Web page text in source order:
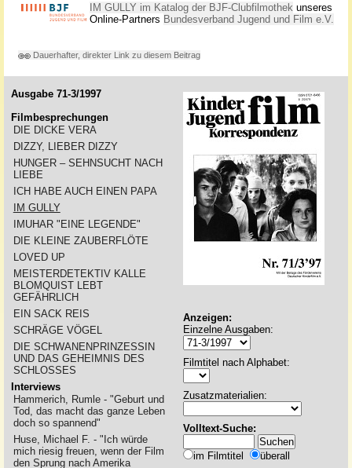
IM GULLY im Katalog der BJF-Clubfilmothek unseres
Online-Partners Bundesverband Jugend und Film e.V.
Dauerhafter, direkter Link zu diesem Beitrag
Ausgabe 71-3/1997
Filmbesprechungen
DIE DICKE VERA
DIZZY, LIEBER DIZZY
HUNGER – SEHNSUCHT NACH
LIEBE
ICH HABE AUCH EINEN PAPA
IM GULLY
IMUHAR "EINE LEGENDE"
DIE KLEINE ZAUBERFLÖTE
LOVED UP
MEISTERDETEKTIV KALLE
BLOMQUIST LEBT
GEFÄHRLICH
EIN SACK REIS
SCHRÄGE VÖGEL
DIE SCHWANENPRINZESSIN
UND DAS GEHEIMNIS DES
SCHLOSSES
Interviews
Hammerich, Rumle - "Geburt und
Tod, das macht das ganze Leben
doch so spannend"
Huse, Michael F. - "Ich würde
mich riesig freuen, wenn der Film
den Sprung nach Amerika
Anzeigen:
Einzelne Ausgaben:
Filmtitel nach Alphabet:
Zusatzmaterialien:
Volltext-Suche:
im Filmtitel überall